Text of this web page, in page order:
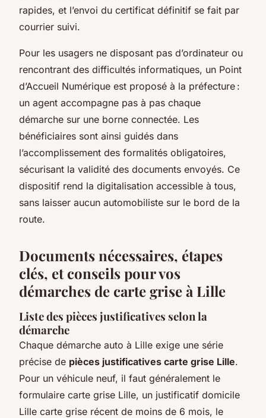
rapides, et l’envoi du certificat définitif se fait par
courrier suivi.
Pour les usagers ne disposant pas d’ordinateur ou
rencontrant des difficultés informatiques, un Point
d’Accueil Numérique est proposé à la préfecture :
un agent accompagne pas à pas chaque
démarche sur une borne connectée. Les
bénéficiaires sont ainsi guidés dans
l’accomplissement des formalités obligatoires,
sécurisant la validité des documents envoyés. Ce
dispositif rend la digitalisation accessible à tous,
sans laisser aucun automobiliste sur le bord de la
route.
Documents nécessaires, étapes
clés, et conseils pour vos
démarches de carte grise à Lille
Liste des pièces justificatives selon la
démarche
Chaque démarche auto à Lille exige une série
précise de pièces justificatives carte grise Lille.
Pour un véhicule neuf, il faut généralement le
formulaire carte grise Lille, un justificatif domicile
Lille carte grise récent de moins de 6 mois, le